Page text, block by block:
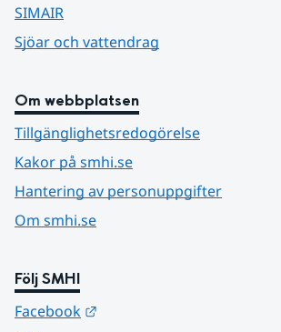
SIMAIR
Sjöar och vattendrag
Om webbplatsen
Tillgänglighetsredogörelse
Kakor på smhi.se
Hantering av personuppgifter
Om smhi.se
Följ SMHI
Facebook